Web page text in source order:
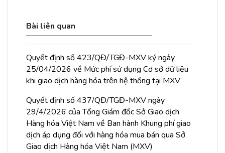
Bài liên quan
Quyết định số 423/QĐ/TGĐ-MXV ký ngày
25/04/2026 về Mức phí sử dụng Cơ sở dữ liệu
khi giao dịch hàng hóa trên hệ thống tại MXV
Quyết định số 437/QĐ/TGĐ-MXV ngày
29/4/2026 của Tổng Giám đốc Sở Giao dịch
Hàng hóa Việt Nam về Ban hành Khung phí giao
dịch áp dụng đối với hàng hóa mua bán qua Sở
Giao dịch Hàng hóa Việt Nam (MXV)